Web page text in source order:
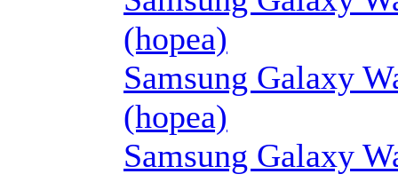
(hopea)
Samsung Galaxy
(hopea)
Samsung Galaxy